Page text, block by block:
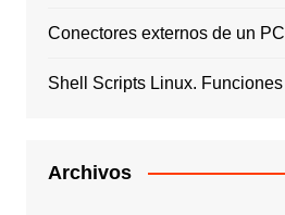
Conectores externos de un PC
Shell Scripts Linux. Funciones
Archivos